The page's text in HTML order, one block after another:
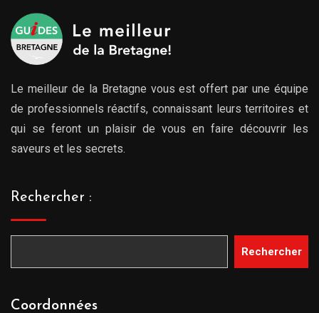
Le meilleur de la Bretagne vous est offert par une équipe
de professionnels réactifs, connaissant leurs territoires et
qui se feront un plaisir de vous en faire découvrir les
saveurs et les secrets.
Rechercher :
Rechercher
Coordonnées